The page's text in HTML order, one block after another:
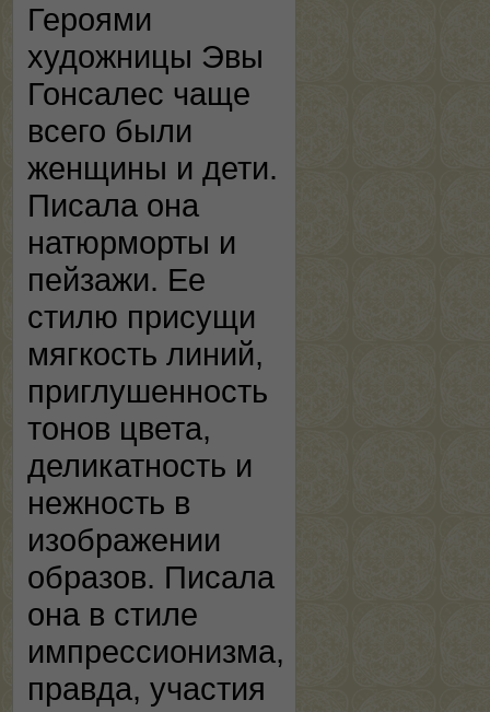
Героями
художницы Эвы
Гонсалес чаще
всего были
женщины и дети.
Писала она
натюрморты и
пейзажи. Ее
стилю присущи
мягкость линий,
приглушенность
тонов цвета,
деликатность и
нежность в
изображении
образов. Писала
она в стиле
импрессионизма,
правда, участия